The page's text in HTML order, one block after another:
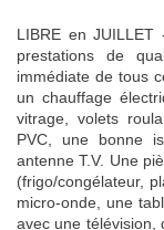
LIBRE en
prestations de
immédiate de tous
un chauffage
vitrage, volets
PVC, une bonne
antenne T.V. Une
(frigo/congélateur,
micro-onde, une
avec une télévision,